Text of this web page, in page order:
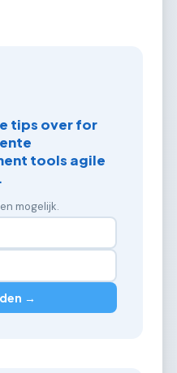
tips over for
tools agile
mogelijk.
→